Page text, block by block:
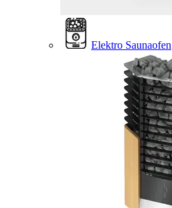
Elektro Saunaofen